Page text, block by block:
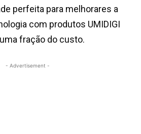
perfeita para melhorares a
com produtos UMIDIGI
fração do custo.
- Advertisement -